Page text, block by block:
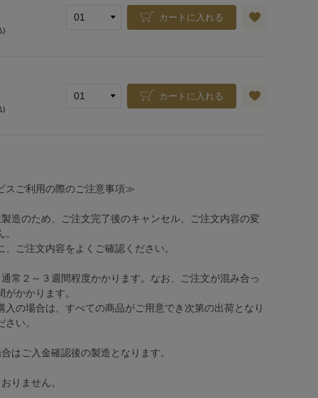
)
カートに入れる
)
カートに入れる
スご利用の際のご注意事項≫
造のため、ご注文完了後のキャンセル、ご注文内容の変
ご注文内容をよくご確認ください。
常２～３週間程度かかります。なお、ご注文が混み合っ
かかります。
入の場合は、すべての商品がご用意でき次第の出荷となり
い。
はご入金確認後の製造となります。
りません。